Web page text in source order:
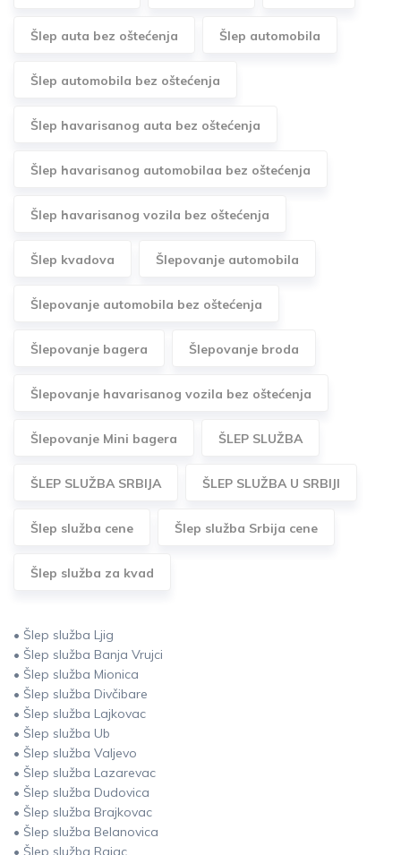
Šlep auta bez oštećenja Šlep automobila
Šlep automobila bez oštećenja
Šlep havarisanog auta bez oštećenja
Šlep havarisanog automobilaa bez oštećenja
Šlep havarisanog vozila bez oštećenja
Šlep kvadova Šlepovanje automobila
Šlepovanje automobila bez oštećenja
Šlepovanje bagera Šlepovanje broda
Šlepovanje havarisanog vozila bez oštećenja
Šlepovanje Mini bagera ŠLEP SLUŽBA
ŠLEP SLUŽBA SRBIJA ŠLEP SLUŽBA U SRBIJI
Šlep služba cene Šlep služba Srbija cene
Šlep služba za kvad
• Šlep služba Ljig
• Šlep služba Banja Vrujci
• Šlep služba Mionica
• Šlep služba Divčibare
• Šlep služba Lajkovac
• Šlep služba Ub
• Šlep služba Valjevo
• Šlep služba Lazarevac
• Šlep služba Dudovica
• Šlep služba Brajkovac
• Šlep služba Belanovica
• Šlep služba Rajac